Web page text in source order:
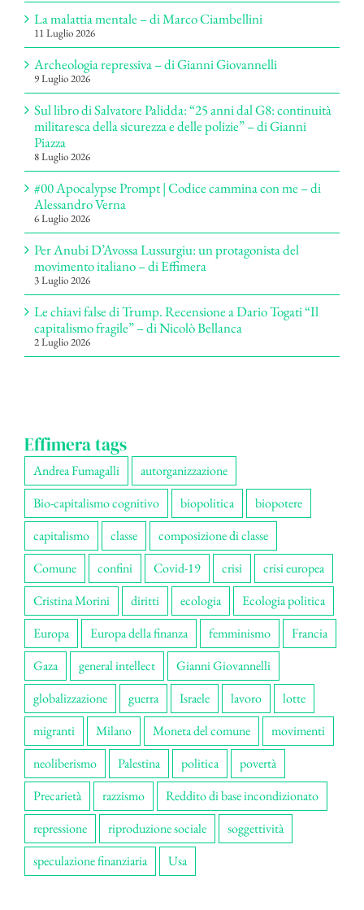
La malattia mentale – di Marco Ciambellini
11 Luglio 2026
Archeologia repressiva – di Gianni Giovannelli
9 Luglio 2026
Sul libro di Salvatore Palidda: “25 anni dal G8: continuità
militaresca della sicurezza e delle polizie” – di Gianni
Piazza
8 Luglio 2026
#00 Apocalypse Prompt | Codice cammina con me – di
Alessandro Verna
6 Luglio 2026
Per Anubi D’Avossa Lussurgiu: un protagonista del
movimento italiano – di Effimera
3 Luglio 2026
Le chiavi false di Trump. Recensione a Dario Togati “Il
capitalismo fragile” – di Nicolò Bellanca
2 Luglio 2026
Effimera tags
Andrea Fumagalli
autorganizzazione
Bio-capitalismo cognitivo
biopolitica
biopotere
capitalismo
classe
composizione di classe
Comune
confini Covid-19 crisi
crisi europea
Cristina Morini
diritti ecologia
Ecologia politica
Europa
Europa della finanza femminismo
Francia
Gaza
general intellect
Gianni Giovannelli
globalizzazione
guerra Israele lavoro
lotte
migranti
Milano Moneta del comune
movimenti
neoliberismo
Palestina politica
povertà
Precarietà
razzismo
Reddito di base incondizionato
repressione
riproduzione sociale
soggettività
speculazione finanziaria
Usa